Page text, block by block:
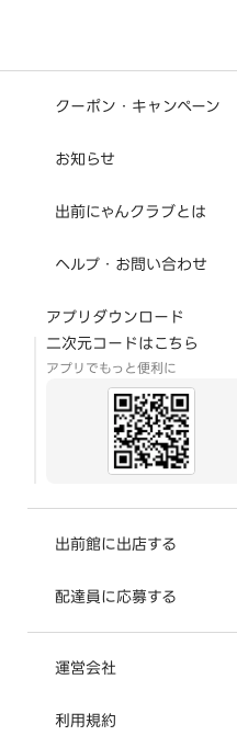
クーポン・キャンペーン
お知らせ
出前にゃんクラブとは
ヘルプ・お問い合わせ
アプリダウンロード
二次元コードはこちら
アプリでもっと便利に
出前館に出店する
配達員に応募する
運営会社
利用規約